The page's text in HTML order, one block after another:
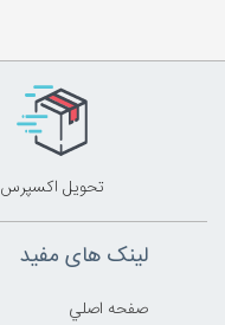
تحويل اکسپرس
لینک های مفید
صفحه اصلي